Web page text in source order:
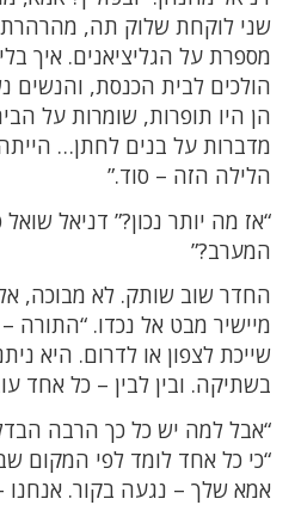
שני לוקחת שלוק תה,
מספרת על הגליציאנים. איך
הולכים לבית הכנסת, והנשים
הן היו תופרות, שומרות על
מדברות על בנים לחתן…
הלילה הזה – סוד.”
“אז מה יותר נכון?” דניאל
המערב?”
החדר שוב שותק. לא מבוכה,
מיישיר מבט אל נכדו. “התורה
שייכת לצפון או לדרום. היא
בשתיקה. ובין לבין – כל אחד
“אבל למה יש כל כך הרבה
“כי כל אחד לומד לפי המקום
אמא שלך – נגעה בקור. אנחנו